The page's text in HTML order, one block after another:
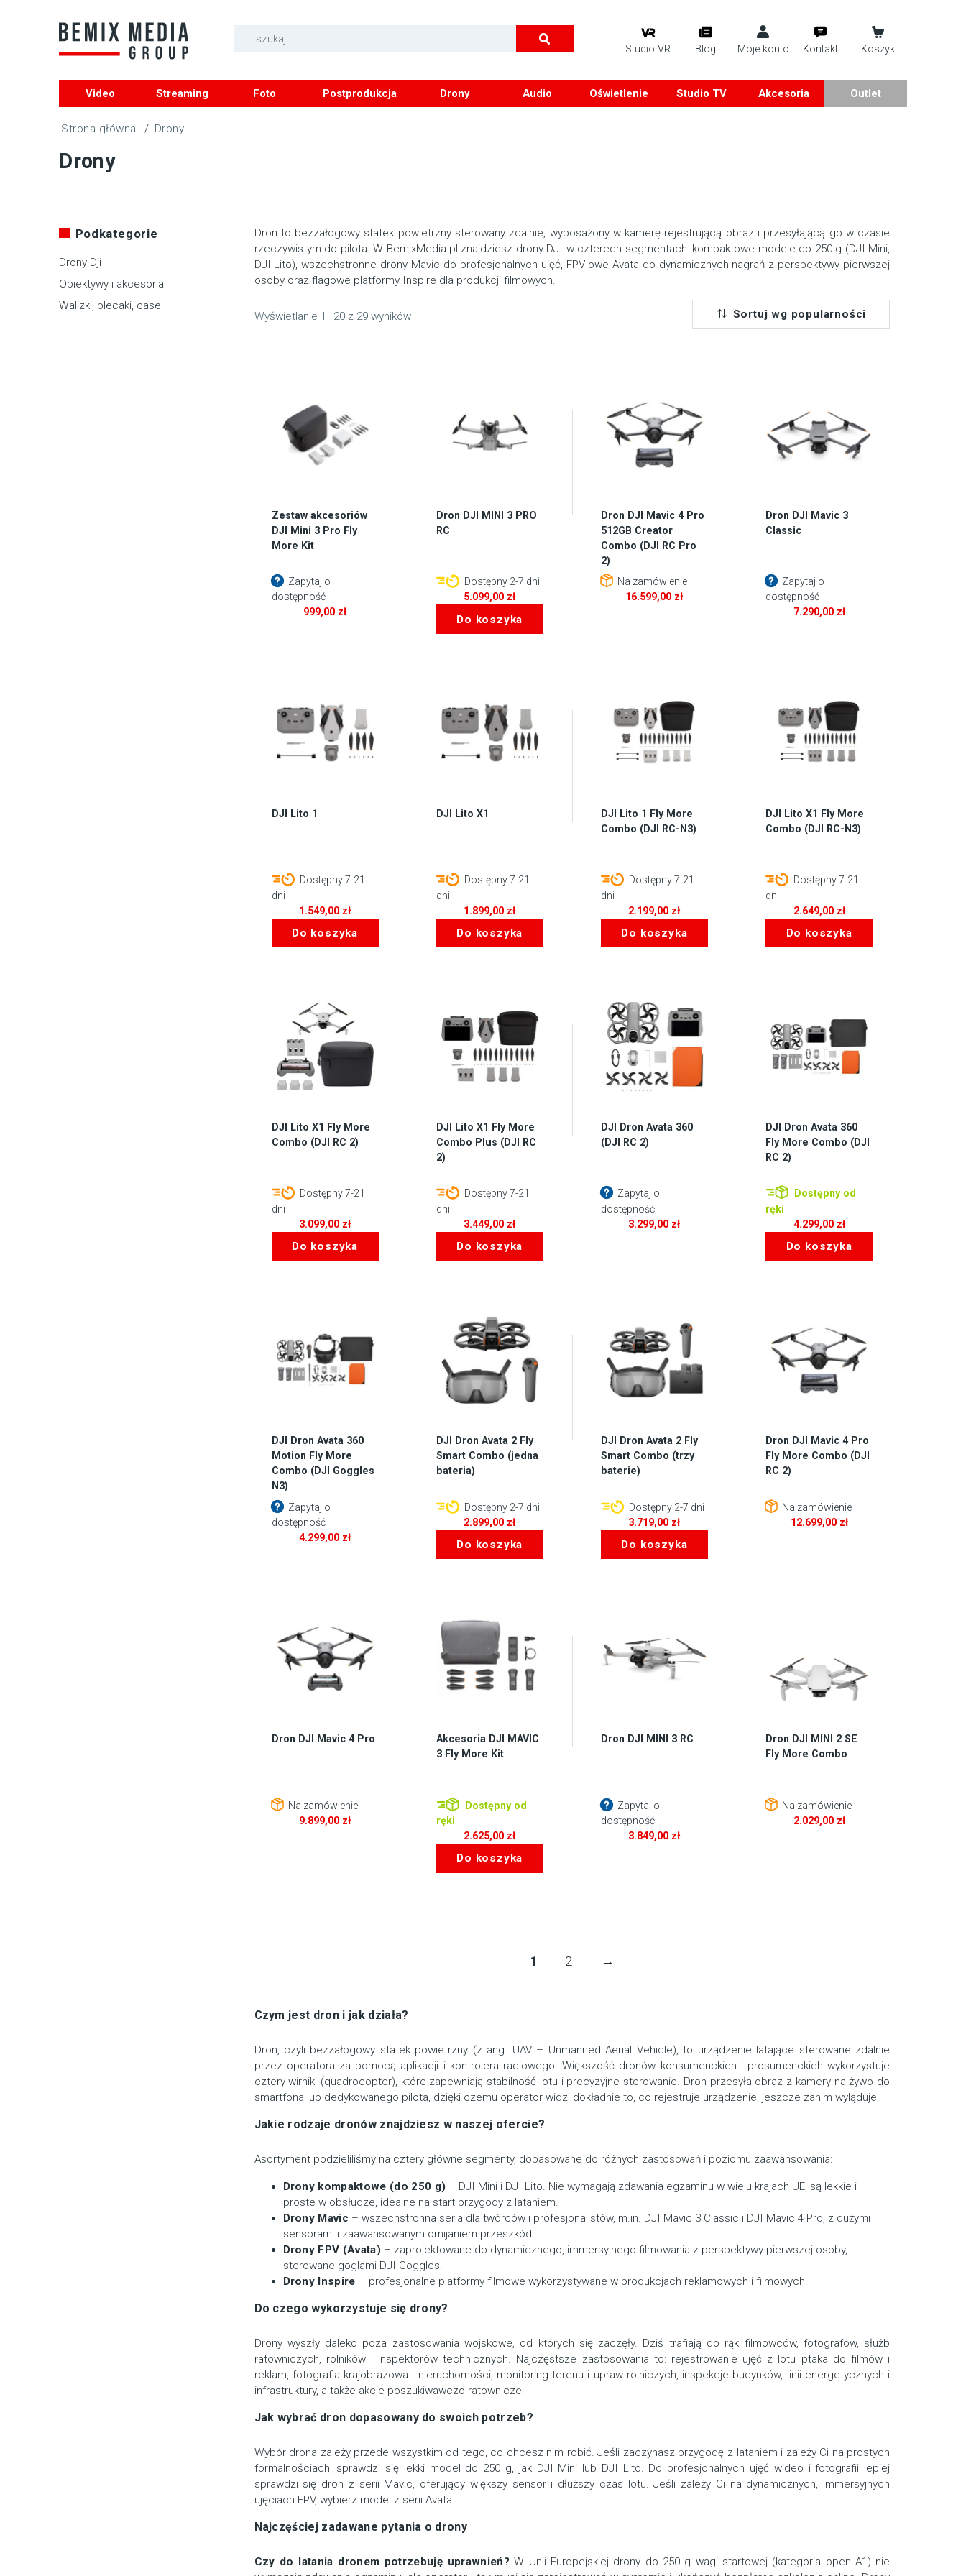
Studio VR Blog Moje konto Kontakt Koszyk
Video Streaming Foto Postprodukcja Drony Audio Oświetlenie Studio TV Akcesoria Outlet
/ Drony
Drony
Podkategorie
Drony Dji
Obiektywy i akcesoria
Walizki, plecaki, case
Dron to bezzałogowy statek powietrzny sterowany zdalnie, wyposażony w kamerę rejestrującą obraz i przesyłającą go w czasie
rzeczywistym do pilota. W BemixMedia.pl znajdziesz drony DJI w czterech segmentach: kompaktowe modele do 250 g (DJI Mini,
DJI Lito), wszechstronne drony Mavic do profesjonalnych ujęć, FPV-owe Avata do dynamicznych nagrań z perspektywy pierwszej
osoby oraz flagowe platformy Inspire dla produkcji filmowych.
Wyświetlanie 1–20 z 29 wyników Sortuj wg popularności
Zestaw akcesoriów
DJI Mini 3 Pro Fly
More Kit
Zapytaj o
dostępność
999,00 zł
Dron DJI MINI 3 PRO
RC
Dostępny 2-7 dni
5.099,00 zł
Do koszyka
Dron DJI Mavic 4 Pro
512GB Creator
Combo (DJI RC Pro
2)
Na zamówienie
16.599,00 zł
Dron DJI Mavic 3
Classic
Zapytaj o
dostępność
7.290,00 zł
DJI Lito 1
Dostępny 7-21
dni
1.549,00 zł
Do koszyka
DJI Lito X1
Dostępny 7-21
dni
1.899,00 zł
Do koszyka
DJI Lito 1 Fly More
Combo (DJI RC-N3)
Dostępny 7-21
dni
2.199,00 zł
Do koszyka
DJI Lito X1 Fly More
Combo (DJI RC-N3)
Dostępny 7-21
dni
2.649,00 zł
Do koszyka
DJI Lito X1 Fly More
Combo (DJI RC 2)
Dostępny 7-21
dni
3.099,00 zł
Do koszyka
DJI Lito X1 Fly More
Combo Plus (DJI RC
2)
Dostępny 7-21
dni
3.449,00 zł
Do koszyka
DJI Dron Avata 360
(DJI RC 2)
Zapytaj o
dostępność
3.299,00 zł
DJI Dron Avata 360
Fly More Combo (DJI
RC 2)
Dostępny od
ręki
4.299,00 zł
Do koszyka
DJI Dron Avata 360
Motion Fly More
Combo (DJI Goggles
N3)
Zapytaj o
dostępność
4.299,00 zł
DJI Dron Avata 2 Fly
Smart Combo (jedna
bateria)
Dostępny 2-7 dni
2.899,00 zł
Do koszyka
DJI Dron Avata 2 Fly
Smart Combo (trzy
baterie)
Dostępny 2-7 dni
3.719,00 zł
Do koszyka
Dron DJI Mavic 4 Pro
Fly More Combo (DJI
RC 2)
Na zamówienie
12.699,00 zł
Dron DJI Mavic 4 Pro
Na zamówienie
9.899,00 zł
Akcesoria DJI MAVIC
3 Fly More Kit
Dostępny od
ręki
2.625,00 zł
Do koszyka
Dron DJI MINI 3 RC
Zapytaj o
dostępność
3.849,00 zł
Dron DJI MINI 2 SE
Fly More Combo
Na zamówienie
2.029,00 zł
1 2 →
Czym jest dron i jak działa?
Dron, czyli bezzałogowy statek powietrzny (z ang. UAV – Unmanned Aerial Vehicle), to urządzenie latające sterowane zdalnie
przez operatora za pomocą aplikacji i kontrolera radiowego. Większość dronów konsumenckich i prosumenckich wykorzystuje
cztery wirniki (quadrocopter), które zapewniają stabilność lotu i precyzyjne sterowanie. Dron przesyła obraz z kamery na żywo do
smartfona lub dedykowanego pilota, dzięki czemu operator widzi dokładnie to, co rejestruje urządzenie, jeszcze zanim wyląduje.
Jakie rodzaje dronów znajdziesz w naszej ofercie?
Asortyment podzieliliśmy na cztery główne segmenty, dopasowane do różnych zastosowań i poziomu zaawansowania:
Drony kompaktowe (do 250 g) – DJI Mini i DJI Lito. Nie wymagają zdawania egzaminu w wielu krajach UE, są lekkie i
proste w obsłudze, idealne na start przygody z lataniem.
Drony Mavic – wszechstronna seria dla twórców i profesjonalistów, m.in. DJI Mavic 3 Classic i DJI Mavic 4 Pro, z dużymi
sensorami i zaawansowanym omijaniem przeszkód.
Drony FPV (Avata)– zaprojektowane do dynamicznego, immersyjnego filmowania z perspektywy pierwszej osoby,
sterowane goglami DJI Goggles.
Drony Inspire – profesjonalne platformy filmowe wykorzystywane w produkcjach reklamowych i filmowych.
Do czego wykorzystuje się drony?
Drony wyszły daleko poza zastosowania wojskowe, od których się zaczęły. Dziś trafiają do rąk filmowców, fotografów, służb
ratowniczych, rolników i inspektorów technicznych. Najczęstsze zastosowania to: rejestrowanie ujęć z lotu ptaka do filmów i
reklam, fotografia krajobrazowa i nieruchomości, monitoring terenu i upraw rolniczych, inspekcje budynków, linii energetycznych i
infrastruktury, a także akcje poszukiwawczo-ratownicze.
Jak wybrać dron dopasowany do swoich potrzeb?
Wybór drona zależy przede wszystkim od tego, co chcesz nim robić. Jeśli zaczynasz przygodę z lataniem i zależy Ci na prostych
formalnościach, sprawdzi się lekki model do 250 g, jak DJI Mini lub DJI Lito. Do profesjonalnych ujęć wideo i fotografii lepiej
sprawdzi się dron z serii Mavic, oferujący większy sensor i dłuższy czas lotu. Jeśli zależy Ci na dynamicznych, immersyjnych
ujęciach FPV, wybierz model z serii Avata.
Najczęściej zadawane pytania o drony
Czy do latania dronem potrzebuję uprawnień? W Unii Europejskiej drony do 250 g wagi startowej (kategoria open A1) nie